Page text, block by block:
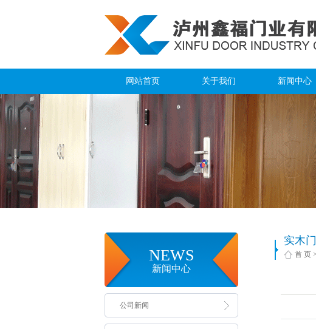
网站首页 关于我们
企业简介
企业文化
资质荣誉
环境展示
企业文化
新闻中心
公司新闻
行业新闻
NEWS
新闻中心
公司新闻
实木
首 页